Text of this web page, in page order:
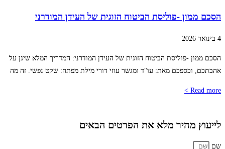
הסכם ממון -פוליסת הביטוח הזוגית של העידן המודרני
4 בינואר 2026
הסכם ממון -פוליסת הביטוח הזוגית של העידן המודרני: המדריך המלא שיגן על
אהבתכם, וכספכם מאת: עו"ד ומגשר עוזי דורי מילת מפתח: שקט נפשי. זה מה
Read more >
לייעוץ מהיר מלא את הפרטים הבאים
שם